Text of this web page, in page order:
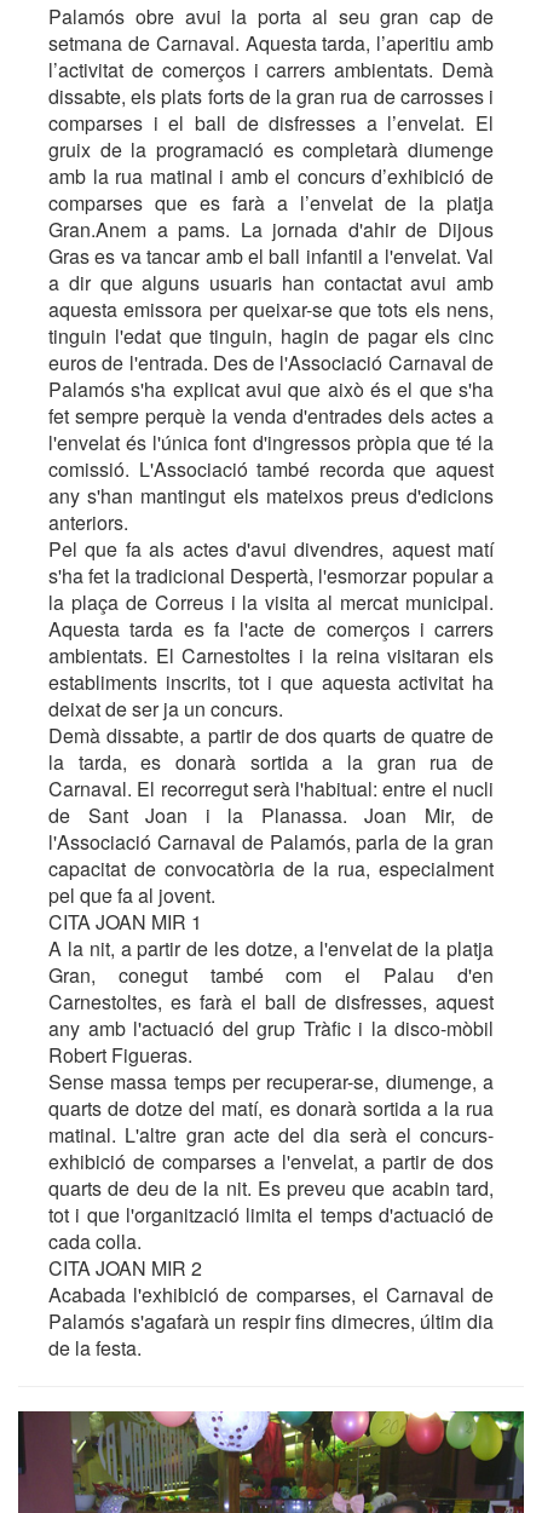
Palamós obre avui la porta al seu gran cap de
setmana de Carnaval. Aquesta tarda, l’aperitiu amb
l’activitat de comerços i carrers ambientats. Demà
dissabte, els plats forts de la gran rua de carrosses i
comparses i el ball de disfresses a l’envelat. El
gruix de la programació es completarà diumenge
amb la rua matinal i amb el concurs d’exhibició de
comparses que es farà a l’envelat de la platja
Gran.Anem a pams. La jornada d'ahir de Dijous
Gras es va tancar amb el ball infantil a l'envelat. Val
a dir que alguns usuaris han contactat avui amb
aquesta emissora per queixar-se que tots els nens,
tinguin l'edat que tinguin, hagin de pagar els cinc
euros de l'entrada. Des de l'Associació Carnaval de
Palamós s'ha explicat avui que això és el que s'ha
fet sempre perquè la venda d'entrades dels actes a
l'envelat és l'única font d'ingressos pròpia que té la
comissió. L'Associació també recorda que aquest
any s'han mantingut els mateixos preus d'edicions
anteriors.
Pel que fa als actes d'avui divendres, aquest matí
s'ha fet la tradicional Despertà, l'esmorzar popular a
la plaça de Correus i la visita al mercat municipal.
Aquesta tarda es fa l'acte de comerços i carrers
ambientats. El Carnestoltes i la reina visitaran els
establiments inscrits, tot i que aquesta activitat ha
deixat de ser ja un concurs.
Demà dissabte, a partir de dos quarts de quatre de
la tarda, es donarà sortida a la gran rua de
Carnaval. El recorregut serà l'habitual: entre el nucli
de Sant Joan i la Planassa. Joan Mir, de
l'Associació Carnaval de Palamós, parla de la gran
capacitat de convocatòria de la rua, especialment
pel que fa al jovent.
CITA JOAN MIR 1
A la nit, a partir de les dotze, a l'envelat de la platja
Gran, conegut també com el Palau d'en
Carnestoltes, es farà el ball de disfresses, aquest
any amb l'actuació del grup Tràfic i la disco-mòbil
Robert Figueras.
Sense massa temps per recuperar-se, diumenge, a
quarts de dotze del matí, es donarà sortida a la rua
matinal. L'altre gran acte del dia serà el concurs-
exhibició de comparses a l'envelat, a partir de dos
quarts de deu de la nit. Es preveu que acabin tard,
tot i que l'organització limita el temps d'actuació de
cada colla.
CITA JOAN MIR 2
Acabada l'exhibició de comparses, el Carnaval de
Palamós s'agafarà un respir fins dimecres, últim dia
de la festa.